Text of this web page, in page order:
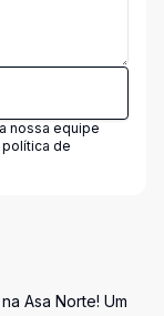
nossa equipe
política de
Asa Norte! Um